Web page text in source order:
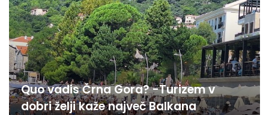
Quo vadis Črna Gora? -Turizem v
dobri želji kaže največ Balkana